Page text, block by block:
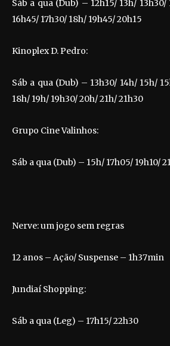
Sáb a qua (Dub) – 12h15/ 13h/ 13h30/
16h45/ 17h30/ 18h/ 19h45/ 20h15
Kinoplex D. Pedro:
Sáb a qua (Dub) – 13h30/ 14h/ 15h/
18h/ 19h/ 19h30/ 20h/ 21h/ 21h30
Grupo Cine Valinhos:
Sáb a qua (Dub) – 15h/ 17h05/ 19h10/
Nerve: um jogo sem regras
12 anos – Ação/ Suspense – 1h37min
Jundiaí Shopping:
Sáb a qua (Leg) – 17h15/ 22h30